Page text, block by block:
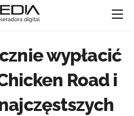
wypłacić
Road i